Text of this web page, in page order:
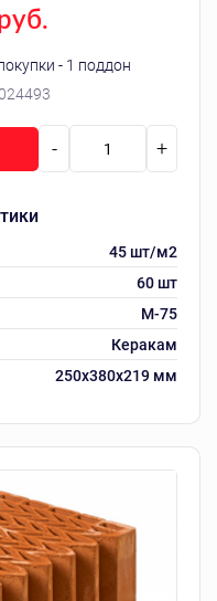
- 1 поддон
45 шт/м2
60 шт
M-75
Керакам
250х380х219 мм
- +